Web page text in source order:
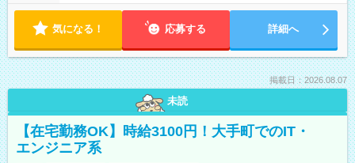
気になる！ 応募する 詳細へ
掲載日：2026.08.07
未読
【在宅勤務OK】時給3100円！大手町でのIT・
エンジニア系